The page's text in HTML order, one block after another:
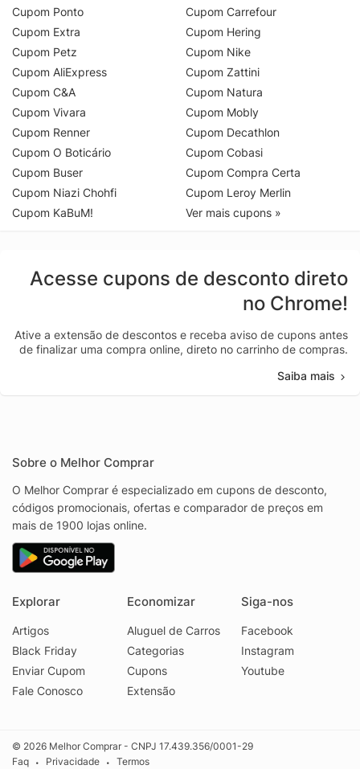
Cupom Ponto
Cupom Extra
Cupom Petz
Cupom AliExpress
Cupom C&A
Cupom Vivara
Cupom Renner
Cupom O Boticário
Cupom Buser
Cupom Niazi Chohfi
Cupom KaBuM!
Cupom Carrefour
Cupom Hering
Cupom Nike
Cupom Zattini
Cupom Natura
Cupom Mobly
Cupom Decathlon
Cupom Cobasi
Cupom Compra Certa
Cupom Leroy Merlin
Ver mais cupons »
Acesse cupons de desconto direto
no Chrome!
Ative a extensão de descontos e receba aviso de cupons antes
de finalizar uma compra online, direto no carrinho de compras.
Saiba mais
Sobre o Melhor Comprar
O Melhor Comprar é especializado em cupons de desconto,
códigos promocionais, ofertas e comparador de preços em
mais de 1900 lojas online.
Explorar
Artigos
Black Friday
Enviar Cupom
Fale Conosco
Economizar
Aluguel de Carros
Categorias
Cupons
Extensão
Siga-nos
Facebook
Instagram
Youtube
© 2026 Melhor Comprar - CNPJ 17.439.356/0001-29
Faq
• Privacidade • Termos